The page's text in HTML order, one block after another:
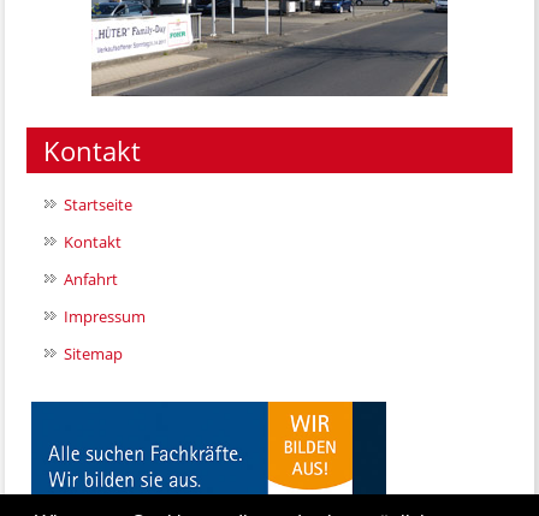
Kontakt
Startseite
Kontakt
Anfahrt
Impressum
Sitemap